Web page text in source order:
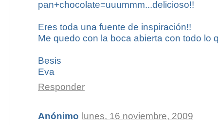
pan+chocolate=uuummm...delicioso!!
Eres toda una fuente de inspiración!!
Me quedo con la boca abierta con todo lo
Besis
Eva
Responder
Anónimo lunes, 16 noviembre, 2009